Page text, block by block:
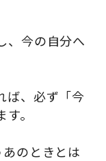
、今の自分へ
ば、必ず「今
。
のときとは